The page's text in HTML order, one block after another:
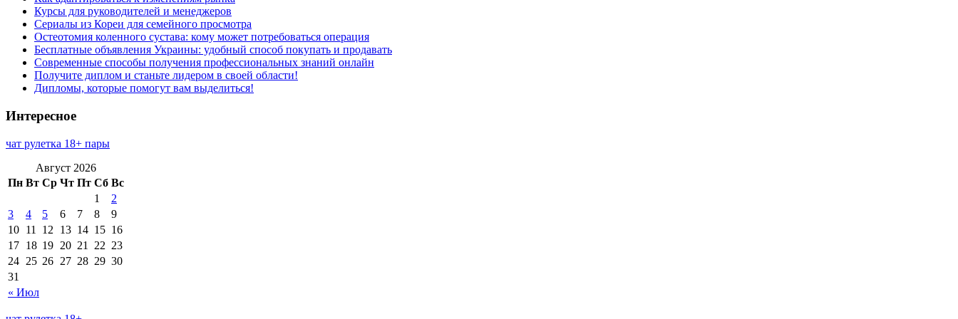
Курсы для руководителей и менеджеров
Сериалы из Кореи для семейного просмотра
Остеотомия коленного сустава: кому может потребоваться операция
Бесплатные объявления Украины: удобный способ покупать и продавать
Современные способы получения профессиональных знаний онлайн
Получите диплом и станьте лидером в своей области!
Дипломы, которые помогут вам выделиться!
Интересное
чат рулетка 18+ пары
Август 2026
Пн Вт Ср Чт Пт Сб Вс
« Июл
1
2
3
4 5 6 7 8
9
10 11 12 13 14 15 16
17 18 19 20 21 22 23
24 25 26 27 28 29 30
31